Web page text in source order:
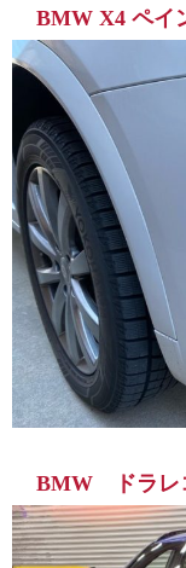
BMW X4 ペイ
BMW ドラレ